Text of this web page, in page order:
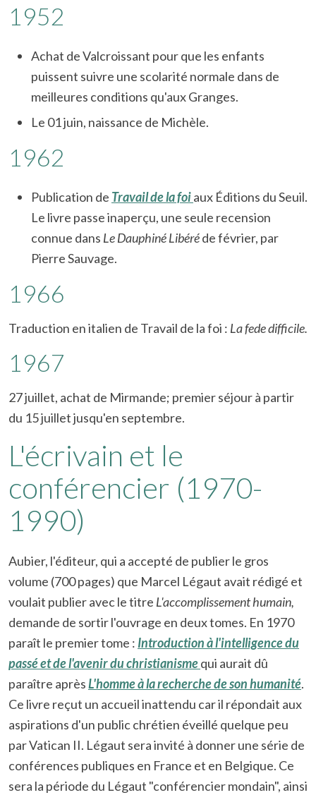
1952
Achat de Valcroissant pour que les enfants
puissent suivre une scolarité normale dans de
meilleures conditions qu'aux Granges.
Le 01 juin, naissance de Michèle.
1962
Publication de Travail de la foiaux Éditions du Seuil.
Le livre passe inaperçu, une seule recension
connue dans Le Dauphiné Libéréde février, par
Pierre Sauvage.
1966
Traduction en italien de Travail de la foi : La fede difficile.
1967
27 juillet, achat de Mirmande; premier séjour à partir
du 15 juillet jusqu'en septembre.
L'écrivain et le
conférencier (1970-
1990)
Aubier, l'éditeur, qui a accepté de publier le gros
volume (700 pages) que Marcel Légaut avait rédigé et
voulait publier avec le titre L'accomplissement humain,
demande de sortir l'ouvrage en deux tomes. En 1970
paraît le premier tome : Introduction à l'intelligence du
passé et de l'avenir du christianismequi aurait dû
paraître aprèsL'homme à la recherche de son humanité.
Ce livre reçut un accueil inattendu car il répondait aux
aspirations d'un public chrétien éveillé quelque peu
par Vatican II. Légaut sera invité à donner une série de
conférences publiques en France et en Belgique. Ce
sera la période du Légaut "conférencier mondain", ainsi